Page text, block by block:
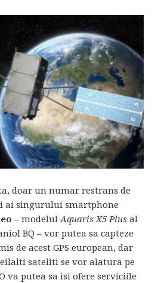
doar un numar restrans de
ai singurului smartphone
– modelulAquaris X5 Plus al
BQ – vor putea sa capteze
de acest GPS european, dar
sateliti se vor alatura pe
va putea sa isi ofere serviciile